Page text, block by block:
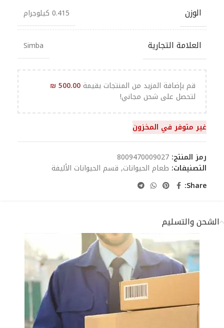
الوزن 0.415 كيلوجرام
العلامة التجارية Simba
قم بإضافة المزيد من المنتجات بقيمة ₪500.00
لتحصل على شحن مجاني!
غير متوفر في المخزون
رمز المنتج: 8009470009027
التصنيفات: طعام الحيوانات, قسم الحيوانات الأليفة
Share:
الشحن والتسليم